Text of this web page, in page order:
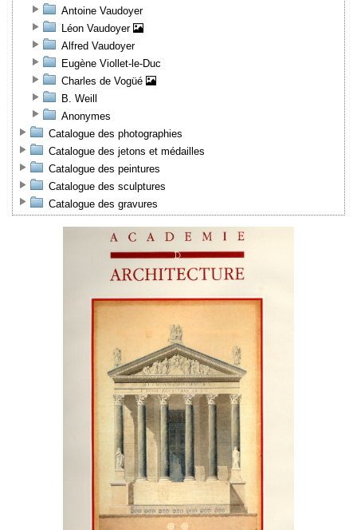
Antoine Vaudoyer
Léon Vaudoyer
Alfred Vaudoyer
Eugène Viollet-le-Duc
Charles de Vogüé
B. Weill
Anonymes
Catalogue des photographies
Catalogue des jetons et médailles
Catalogue des peintures
Catalogue des sculptures
Catalogue des gravures